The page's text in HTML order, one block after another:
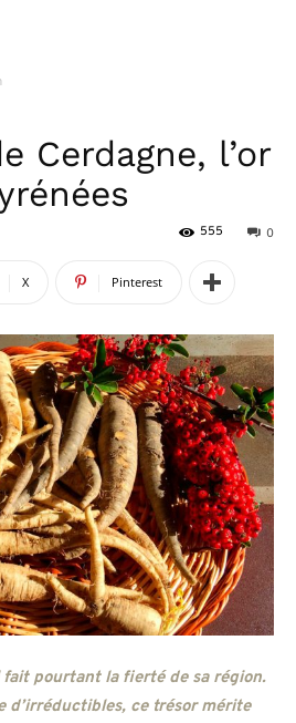
Cerdagne, l’or
0
555
X Pinterest
pourtant la fierté de sa région.
d’irréductibles, ce trésor mérite